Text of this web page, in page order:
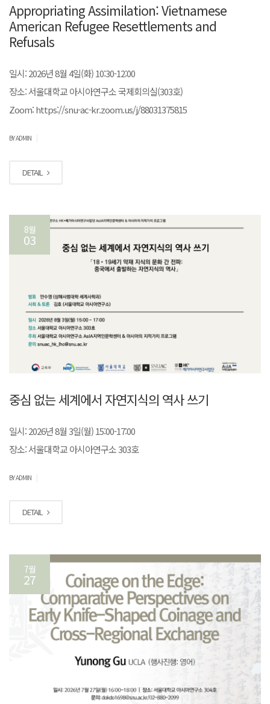
Appropriating Assimilation: Vietnamese
American Refugee Resettlements and
Refusals
일시: 2026년 8월 4일(화) 10:30-12:00
장소: 서울대학교 아시아연구소 국제회의실(303호)
Zoom: https://snu-ac-kr.zoom.us/j/88031375815
BY ADMIN
DETAIL
8월
03
중심 없는 세계에서 자연지식의 역사 쓰기
일시: 2026년 8월 3일(월) 15:00-17:00
장소: 서울대학교 아시아연구소 303호
BY ADMIN
DETAIL
7월
27